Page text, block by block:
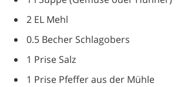
2 EL Mehl
0.5 Becher Schlagobers
1 Prise Salz
1 Prise Pfeffer aus der Mühle